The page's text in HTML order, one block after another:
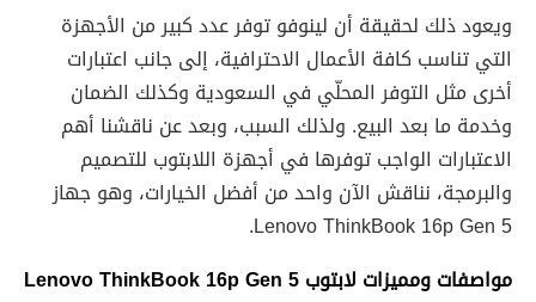
ويعود ذلك لحقيقة أن لينوفو توفر عدد كبير من الأجهزة
التي تناسب كافة الأعمال الاحترافية، إلى جانب اعتبارات
أخرى مثل التوفر المحلّي في السعودية وكذلك الضمان
وخدمة ما بعد البيع. ولذلك السبب، وبعد عن ناقشنا أهم
الاعتبارات الواجب توفرها في أجهزة اللابتوب للتصميم
والبرمجة، نناقش الآن واحد من أفضل الخيارات، وهو جهاز
Lenovo ThinkBook 16p Gen 5.
مواصفات ومميزات لابتوب
Lenovo ThinkBook 16p Gen5